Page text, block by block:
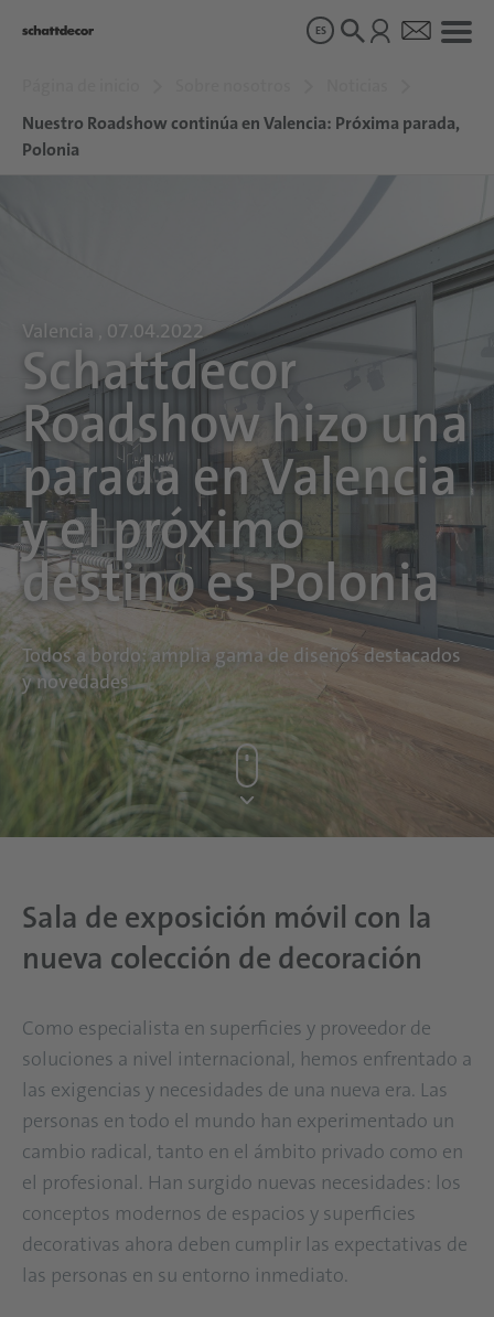
Diseños
Sostenibilidad
Carrera
ES
Nuestro Roadshow continúa en Valencia: Próxima parada,
Polonia
Valencia , 07.04.2022
Schattdecor
Roadshow hizo una
parada en Valencia
y el próximo
destino es Polonia
Todos a bordo: amplia gama de diseños destacados
y novedades
Sala de exposición móvil con la
nueva colección de decoración
Como especialista en superficies y proveedor de
soluciones a nivel internacional, hemos enfrentado a
las exigencias y necesidades de una nueva era. Las
personas en todo el mundo han experimentado un
cambio radical, tanto en el ámbito privado como en
el profesional. Han surgido nuevas necesidades: los
conceptos modernos de espacios y superficies
decorativas ahora deben cumplir las expectativas de
las personas en su entorno inmediato.